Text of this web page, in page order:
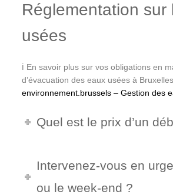
Réglementation sur
usées
ℹ️ En savoir plus sur vos obligations en
d’évacuation des eaux usées à
environnement.brussels – Gestion des
Quel est le prix d’un
Intervenez-vous en
ou le week-end ?